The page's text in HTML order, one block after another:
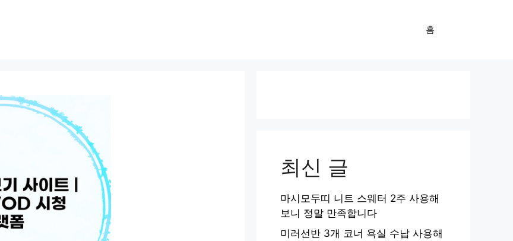
홈
최신 글
마시모두띠 니트 스웨터 2주 사용해
보니 정말 만족합니다
미러선반 3개 코너 욕실 수납 사용해